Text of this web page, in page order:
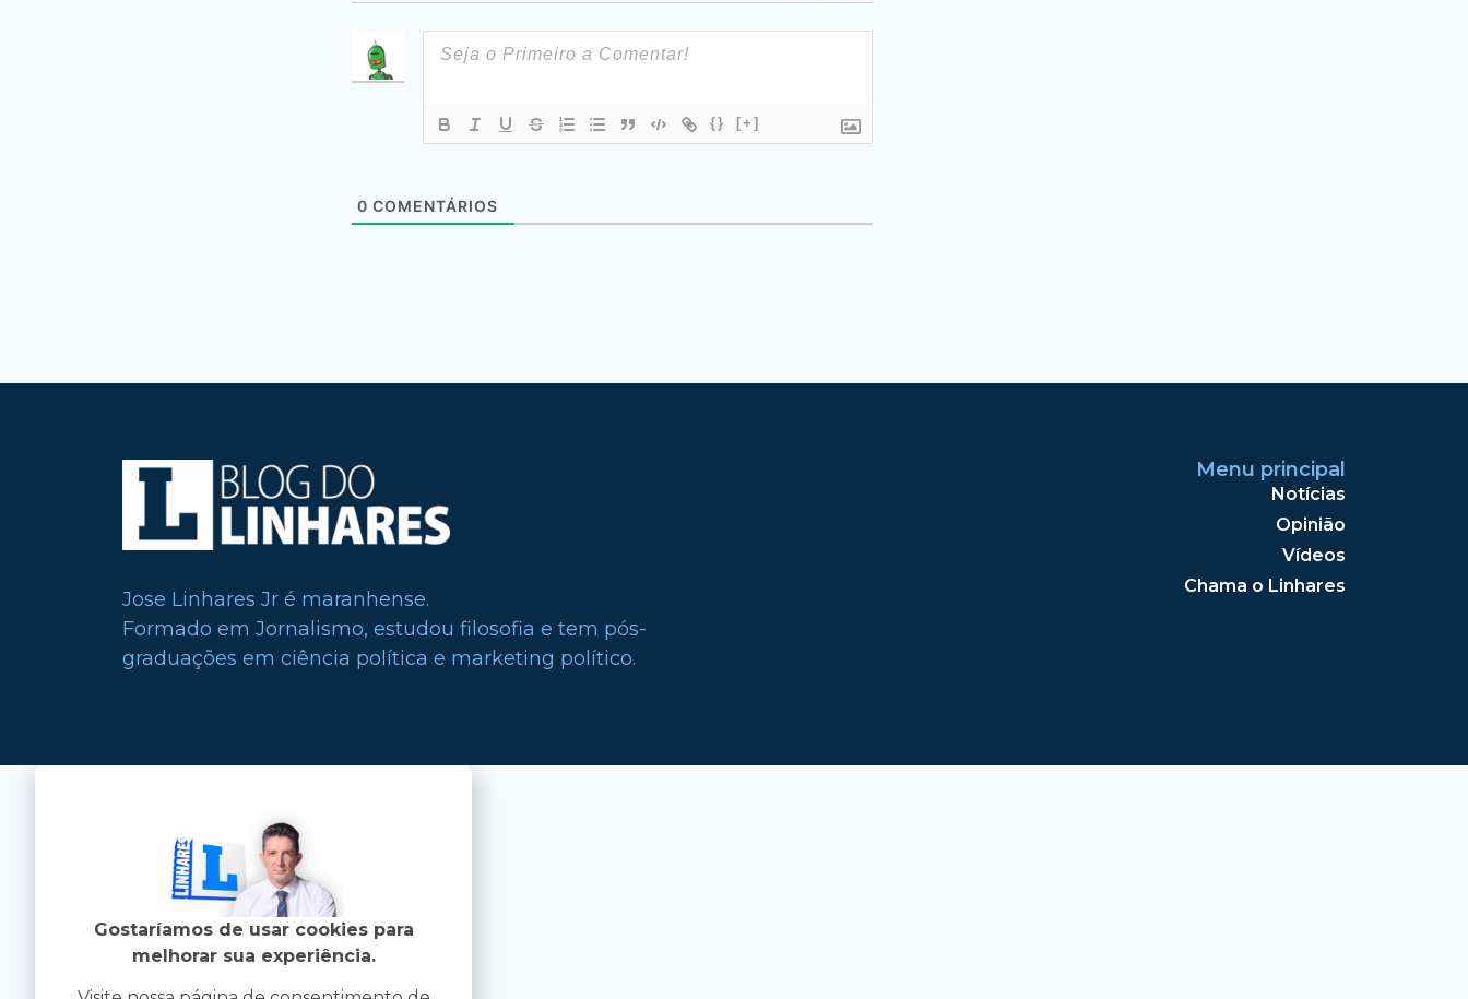
{} [+]
0 COMENTÁRIOS
Jose Linhares Jr é maranhense.
Formado em Jornalismo, estudou filosofia e tem pós-
graduações em ciência política e marketing político.
Menu principal
Notícias
Opinião
Vídeos
Chama o Linhares
Gostaríamos de usar cookies para
melhorar sua experiência.